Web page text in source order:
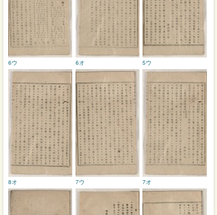
5ウ
6オ
6ウ
7オ
7ウ
8オ